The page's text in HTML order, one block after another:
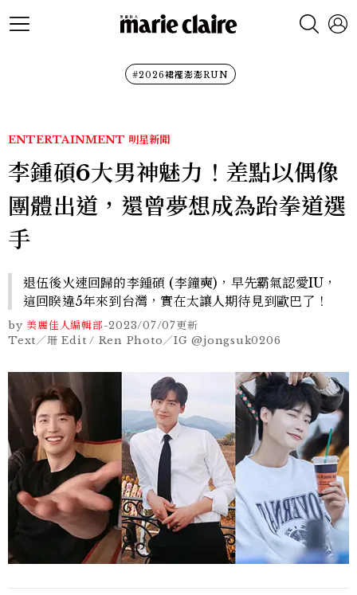
#2026裙襬澎澎RUN
ENTERTAINMENT 明星新聞
李鍾碩6大男神魅力！差點以偶像
團體出道，還曾夢想成為跆拳道選
手
退伍後火速回歸的李鍾碩 (李鐘奭)，早先霸氣認愛IU，
這回睽違5年來到台灣，實在太讓人期待見到歐巴了！
by 美麗佳人編輯部-2023/07/07更新
Text／珊 Edit / Ren Photo／IG @jongsuk0206